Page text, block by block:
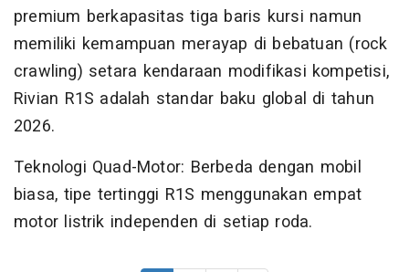
premium berkapasitas tiga baris kursi namun
memiliki kemampuan merayap di bebatuan (rock
crawling) setara kendaraan modifikasi kompetisi,
Rivian R1S adalah standar baku global di tahun
2026.
Teknologi Quad-Motor: Berbeda dengan mobil
biasa, tipe tertinggi R1S menggunakan empat
motor listrik independen di setiap roda.